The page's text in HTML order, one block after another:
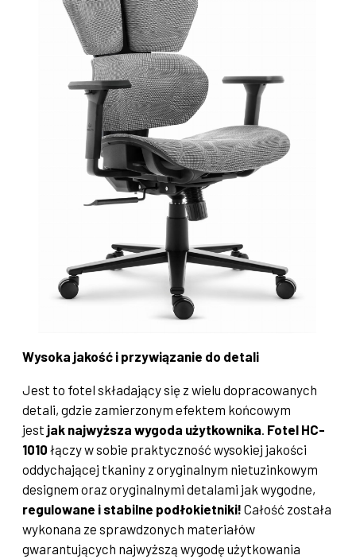
Wysoka jakość i przywiązanie do detali
Jest to fotel składający się z wielu dopracowanych
detali, gdzie zamierzonym efektem końcowym
jest jak najwyższa wygoda użytkownika Fotel HC-
1010 łączy w sobie praktyczność wysokiej jakości
oddychającej tkaniny z oryginalnym nietuzinkowym
designem oraz oryginalnymi detalami jak wygodne,
regulowane i stabilne podłokietniki! Całość została
wykonana ze sprawdzonych materiałów
gwarantujących najwyższą wygodę użytkowania